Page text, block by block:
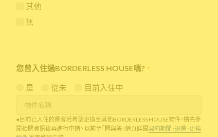
其他
無
您曾入住過BORDERLESS HOUSE嗎? *
是 從未 目前入住中
●目前已入住的房客若希望更換至其他BORDERLESS HOUSE物件，請先參
閱相關資訊後再進行申請。 以前至「問與答」網頁詳閱 契約期間、退房、更換